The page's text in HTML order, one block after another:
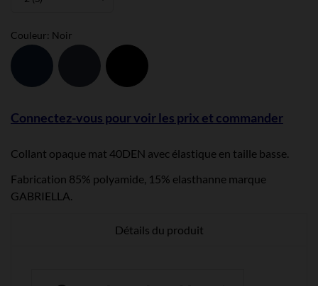
Couleur: Noir
Bleu
Navy
Grafit
Connectez-vous pour voir les prix et commander
Collant opaque mat 40DEN avec élastique en taille basse.
Fabrication 85% polyamide, 15% elasthanne marque
GABRIELLA.
Détails du produit